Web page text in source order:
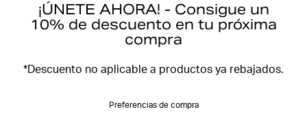
¡ÚNETE AHORA! - Consigue un
10% de descuento en tu próxima
compra
*Descuento no aplicable a productos ya rebajados.
Preferencias de compra